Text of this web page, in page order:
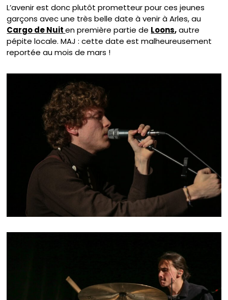
L’avenir est donc plutôt prometteur pour ces jeunes
garçons avec une très belle date à venir à Arles, au
Cargo de Nuiten première partie de Loons,autre
pépite locale. MAJ : cette date est malheureusement
reportée au mois de mars !